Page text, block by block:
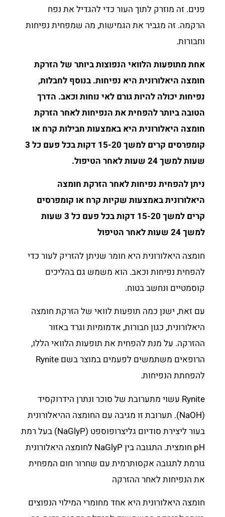
פנים. זה מוזרק לתוך העור כדי להגדיל את נפח
הרקמה. זה מגביר את הגמישות, מה שמפחית נפיחות
וחבורות.
אחת מתופעות הלוואי הנפוצות ביותר של הזרקת
חומצה היאלורונית היא נפיחות. בנוסף לחבלות,
נפיחות יכולה להיות גורם לאי נוחות וכאב. הדרך
הטובה ביותר להפחית את הנפיחות לאחר הזרקת
חומצה היאלורונית היא באמצעות חבילות קרח או
קומפרסים קרים למשך 15-20 דקות בכל פעם כל 3
שעות למשך 24 שעות לאחר הטיפול.
ניתן להפחית נפיחות לאחר הזרקת חומצה
היאלורונית באמצעות שקיות קרח או קומפרסים
קרים למשך 15-20 דקות בכל פעם כל 3 שעות
למשך 24 שעות לאחר הטיפול
חומצה היאלורונית היא חומר שניתן להזריק לעור כדי
להפחית נפיחות וכאב. הוא משמש גם בהליכים
קוסמטיים ונחשב בטוח.
עם זאת, ישנן כמה תופעות לוואי של הזרקת חומצה
היאלורונית, כגון חבורות, אדמומיות וגרד באזור
ההזרקה. על מנת להפחית את תופעות הלוואי הללו,
הרופאים משתמשים לפעמים במוצר בשם Rynite
להפחתת הנפיחות.
Rynite עשוי מתערובת של סוכר ונתרן הידרוקסיד
(NaOH). תערובת זו מגיבה עם החומצה ההיאלורונית
בעור ליצירת סודיום גליצרופוספט (NaGlyP) בעל רמת
pH חומצית. התגובה בין NaGlyP לחומצה היאלורונית
גורמת לתגובה אקסותרמית עם שחרור חום המפחית
את הנפיחות לאחר ההזרקה
חומצה היאלורונית היא אחד מחומרי המילוי הנפוצים